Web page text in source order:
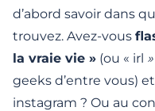
d’abord savoir dans
trouvez. Avez-vous
la vraie vie » (ou « irl
geeks d’entre vous)
instagram ? Ou au